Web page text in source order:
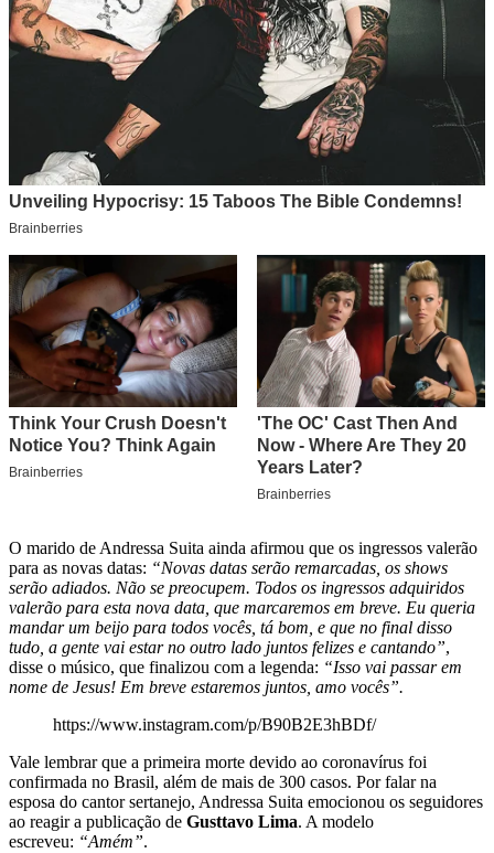
O marido de Andressa Suita ainda afirmou que os ingressos valerão
para as novas datas: “Novas datas serão remarcadas, os shows
serão adiados. Não se preocupem. Todos os ingressos adquiridos
valerão para esta nova data, que marcaremos em breve. Eu queria
mandar um beijo para todos vocês, tá bom, e que no final disso
tudo, a gente vai estar no outro lado juntos felizes e cantando”,
disse o músico, que finalizou com a legenda: “Isso vai passar em
nome de Jesus! Em breve estaremos juntos, amo vocês”.
https://www.instagram.com/p/B90B2E3hBDf/
Vale lembrar que a primeira morte devido ao coronavírus foi
confirmada no Brasil, além de mais de 300 casos. Por falar na
esposa do cantor sertanejo, Andressa Suita emocionou os seguidores
ao reagir a publicação de Gusttavo Lima. A modelo
escreveu: “Amém”.